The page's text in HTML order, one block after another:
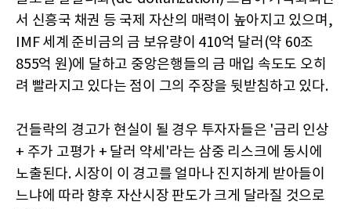
서 신흥국 채권 등 국제 자산의 매력이 높아지고 있으며,
IMF 세계 준비금의 금 보유량이 410억 달러(약 60조
855억 원)에 달하고 중앙은행들의 금 매입 속도도 오히
려 빨라지고 있다는 점이 그의 주장을 뒷받침하고 있다.
건들락의 경고가 현실이 될 경우 투자자들은 '금리 인상
+ 주가 고평가 + 달러 약세'라는 삼중 리스크에 동시에
노출된다. 시장이 이 경고를 얼마나 진지하게 받아들이
느냐에 따라 향후 자산시장 판도가 크게 달라질 것으로